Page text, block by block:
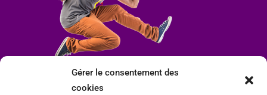
Gérer le consentement des
cookies